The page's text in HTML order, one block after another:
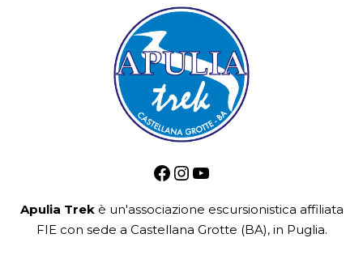
Facebook
Instagram
YouTube
Apulia Trekè un'associazione escursionistica affiliata
FIEcon sede a Castellana Grotte (BA), in Puglia.